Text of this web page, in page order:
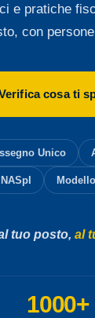
e pratiche
con
cosa ti
Unico
NASpI
tuo posto, al
1000+